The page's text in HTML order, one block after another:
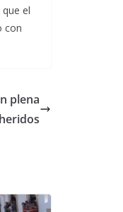
que el
con
plena